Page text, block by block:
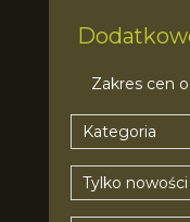
Zakres cen
Kategoria
Tylko nowości